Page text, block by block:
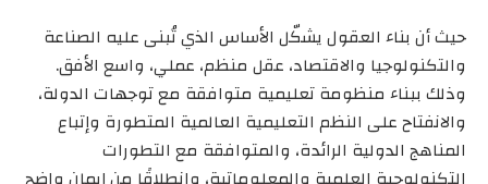
حيث أن بناء العقول يشكّل الأساس الذي تُبنى عليه الصناعة
والتكنولوجيا والاقتصاد، عقل منظم، عملي، واسع الأفق.
وذلك ببناء منظومة تعليمية متوافقة مع توجهات الدولة،
والانفتاح على النظم التعليمية العالمية المتطورة وإتباع
المناهج الدولية الرائدة، والمتوافقة مع التطورات